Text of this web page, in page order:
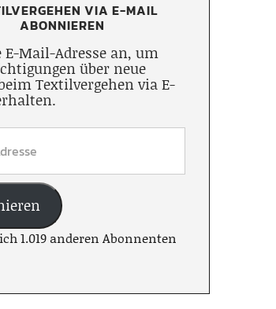
VIA E-MAIL
ABONNIEREN
E-Mail-Adresse an, um
über neue
Textilvergehen via E-
1.019 anderen Abonnenten